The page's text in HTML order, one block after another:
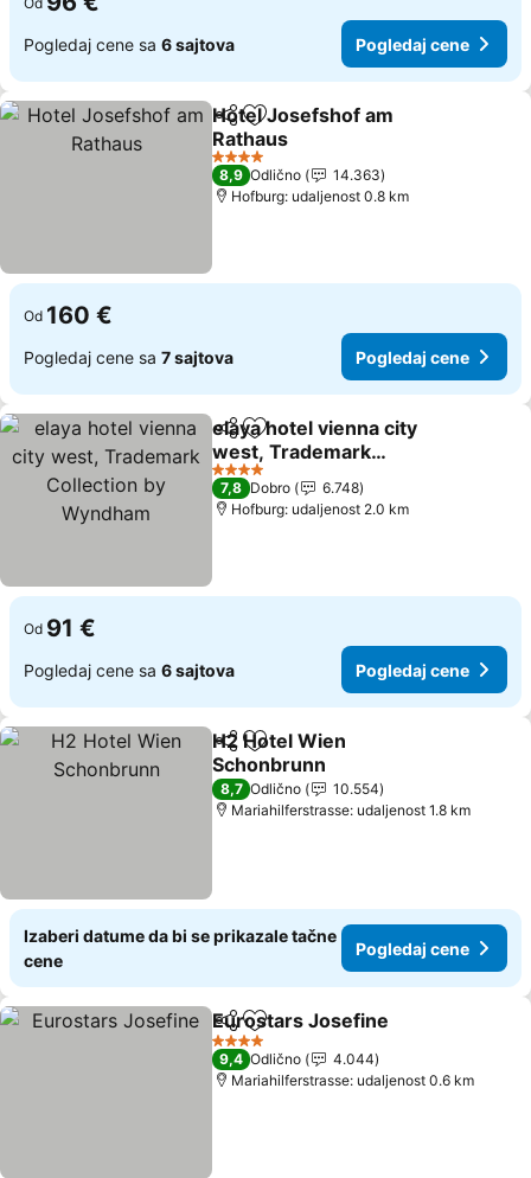
Pogledaj cene sa 6 sajtova Pogledaj cene
Deli Dodati u favorite
Hotel Josefshof am
Rathaus
4 Zvezdice
8,9 Odlično
14.363
Hofburg: udaljenost 0.8 km
Od 160 €
Pogledaj cene sa 7 sajtova Pogledaj cene
Deli Dodati u favorite
elaya hotel vienna city
west, Trademark
Collection by Wyndham
4 Zvezdice
7,8 Dobro
6.748
Hofburg: udaljenost 2.0 km
Od 91 €
Pogledaj cene sa 6 sajtova Pogledaj cene
Deli Dodati u favorite
H2 Hotel Wien
Schonbrunn
8,7 Odlično
10.554
Mariahilferstrasse: udaljenost 1.8 km
Izaberi datume da bi se prikazale tačne
cene
Pogledaj cene
Deli Dodati u favorite
Eurostars Josefine
4 Zvezdice
9,4 Odlično
4.044
Mariahilferstrasse: udaljenost 0.6 km